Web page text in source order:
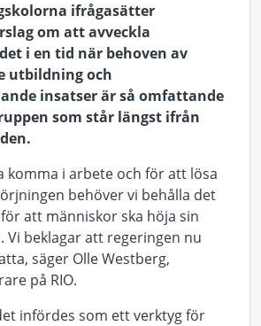
ifrågasätter
om att avveckla
i en tid när behoven av
utbildning och
insatser är så omfattande
som står längst ifrån
komma i arbete och för att lösa
behöver vi behålla det
att människor ska höja sin
Vi beklagar att regeringen nu
säger Olle Westberg,
på RIO.
infördes som ett verktyg för